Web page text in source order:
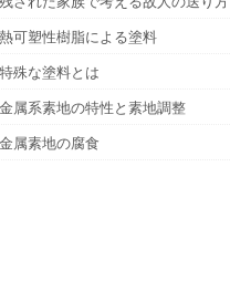
熱可塑性樹脂による塗料
特殊な塗料とは
金属系素地の特性と素地調整
金属素地の腐食